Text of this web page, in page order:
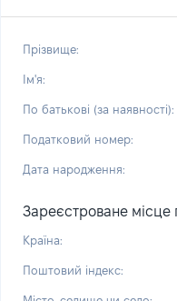
Прізвище:
Ім'я:
По батькові (за наявності):
Податковий номер:
Дата народження:
Зареєстроване
Країна:
Поштовий індекс: